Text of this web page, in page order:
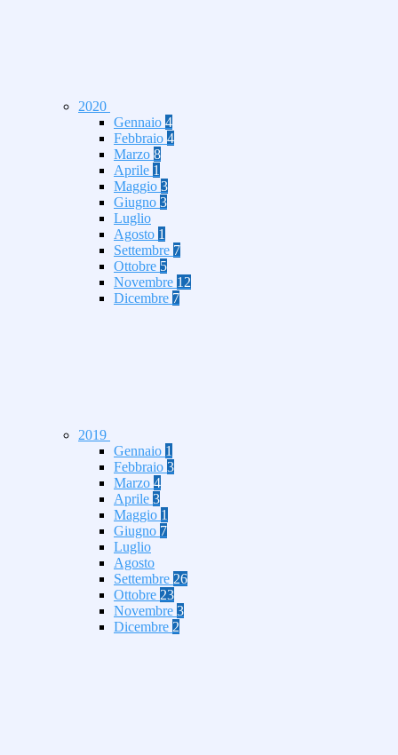
2020
Gennaio 4
Febbraio 4
Marzo 8
Aprile 1
Maggio 3
Giugno 3
Luglio
Agosto 1
Settembre 7
Ottobre 5
Novembre 12
Dicembre 7
2019
Gennaio 1
Febbraio 3
Marzo 4
Aprile 3
Maggio 1
Giugno 7
Luglio
Agosto
Settembre 26
Ottobre 23
Novembre 3
Dicembre 2